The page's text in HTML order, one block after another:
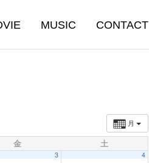
MUSIC CONTACT
月
金 土
3 4